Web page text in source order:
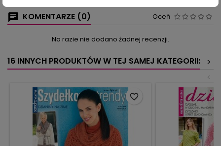
KOMENTARZE (0) Oceń
Na razie nie dodano żadnej recenzji.
16 INNYCH PRODUKTÓW W TEJ SAMEJ KATEGORII:
>
<
favorite_border